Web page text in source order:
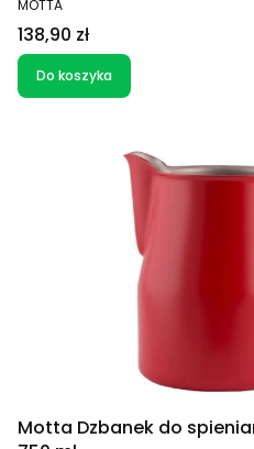
MOTTA
Cena
138,90 zł
Do koszyka
Motta Dzbanek do